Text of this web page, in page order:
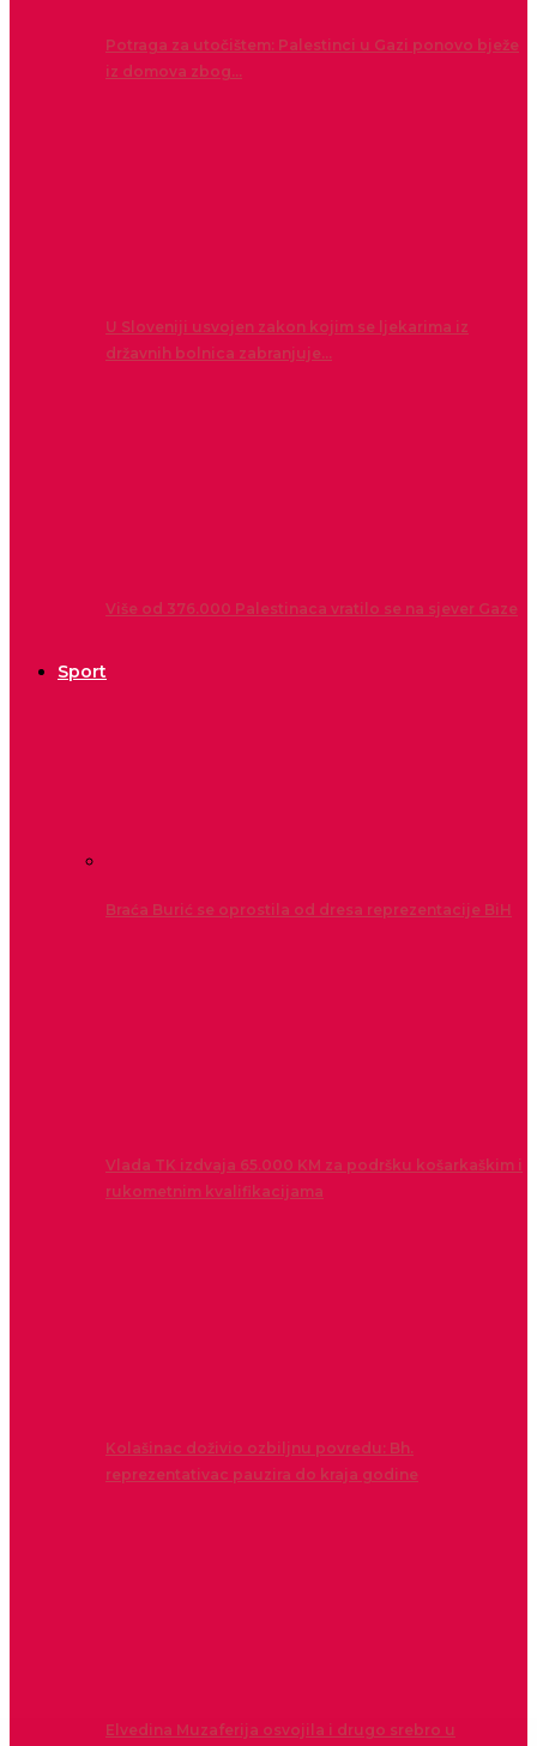
Potraga za utočištem: Palestinci u Gazi ponovo bježe
iz domova zbog…
U Sloveniji usvojen zakon kojim se ljekarima iz
državnih bolnica zabranjuje…
Više od 376.000 Palestinaca vratilo se na sjever Gaze
Sport
Braća Burić se oprostila od dresa reprezentacije BiH
Vlada TK izdvaja 65.000 KM za podršku košarkaškim i
rukometnim kvalifikacijama
Kolašinac doživio ozbiljnu povredu: Bh.
reprezentativac pauzira do kraja godine
Elvedina Muzaferija osvojila i drugo srebro u